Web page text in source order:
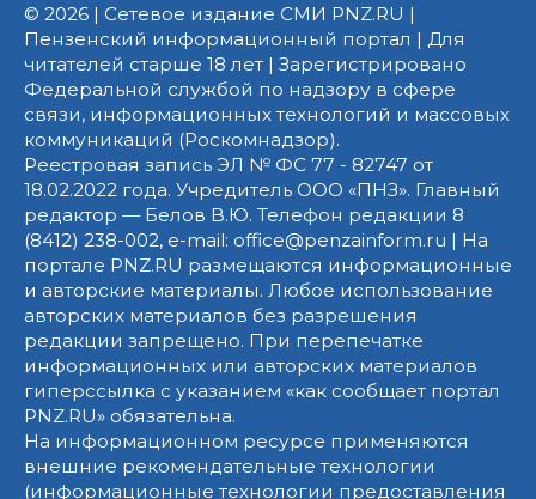
© 2026 | Сетевое издание СМИ PNZ.RU |
Пензенский информационный портал | Для
читателей старше 18 лет | Зарегистрировано
Федеральной службой по надзору в сфере
связи, информационных технологий и массовых
коммуникаций (Роскомнадзор).
Реестровая запись ЭЛ № ФС 77 - 82747 от
18.02.2022 года. Учредитель ООО «ПНЗ». Главный
редактор — Белов В.Ю. Телефон редакции 8
(8412) 238-002, e-mail: office@penzainform.ru | На
портале PNZ.RU размещаются информационные
и авторские материалы. Любое использование
авторских материалов без разрешения
редакции запрещено. При перепечатке
информационных или авторских материалов
гиперссылка с указанием «как сообщает портал
PNZ.RU» обязательна.
На информационном ресурсе применяются
внешние рекомендательные технологии
(информационные технологии предоставления